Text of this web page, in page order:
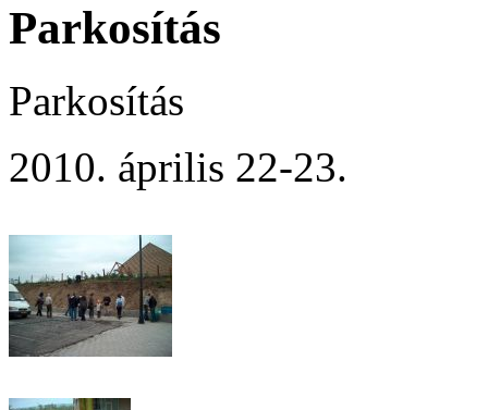
Parkosítás
Parkosítás
2010. április 22-23.